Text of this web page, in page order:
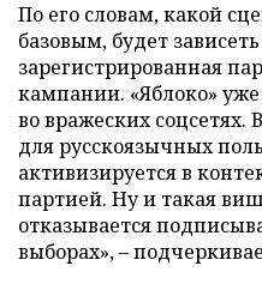
По его словам, какой
базовым, будет
зарегистрированная
кампании. «Яблоко»
во вражеских
для русскоязычных
активизируется в
партией. Ну и такая
отказывается
выборах», –